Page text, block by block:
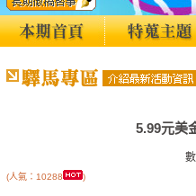
5.99元美
(人氣：10288 )